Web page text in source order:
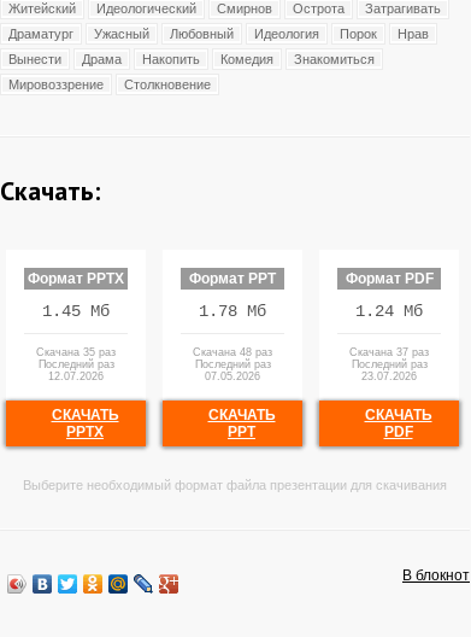
Житейский
Идеологический Смирнов Острота
Затрагивать
Драматург
Ужасный Любовный Идеология Порок
Нрав
Вынести
Драма Накопить Комедия
Знакомиться
Мировоззрение
Столкновение
Скачать:
Формат PPTX
1.45 Мб
Скачана 35 раз
Последний раз
12.07.2026
СКАЧАТЬ
PPTX
Формат PPT
1.78 Мб
Скачана 48 раз
Последний раз
07.05.2026
СКАЧАТЬ
PPT
Формат PDF
1.24 Мб
Скачана 37 раз
Последний раз
23.07.2026
СКАЧАТЬ
PDF
Выберите необходимый формат файла презентации для скачивания
В блокнот